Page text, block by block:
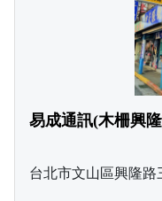
易成通訊(木柵興
台北市文山區興隆